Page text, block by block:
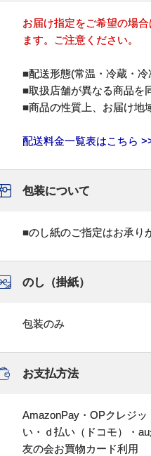
お届け指定をご希望の場
ます。ご注意ください。
■配送形態(常温・冷蔵・
■取扱店舗が異なる商品を
■商品の性質上、お届け地
配送料金一覧表はこちら
包装について
■のし紙のご指定はお承り
のし（掛紙）
包装のみ
お支払方法
AmazonPay・OPクレジ
い・ｄ払い（ドコモ）・
友の会お買物カード利用